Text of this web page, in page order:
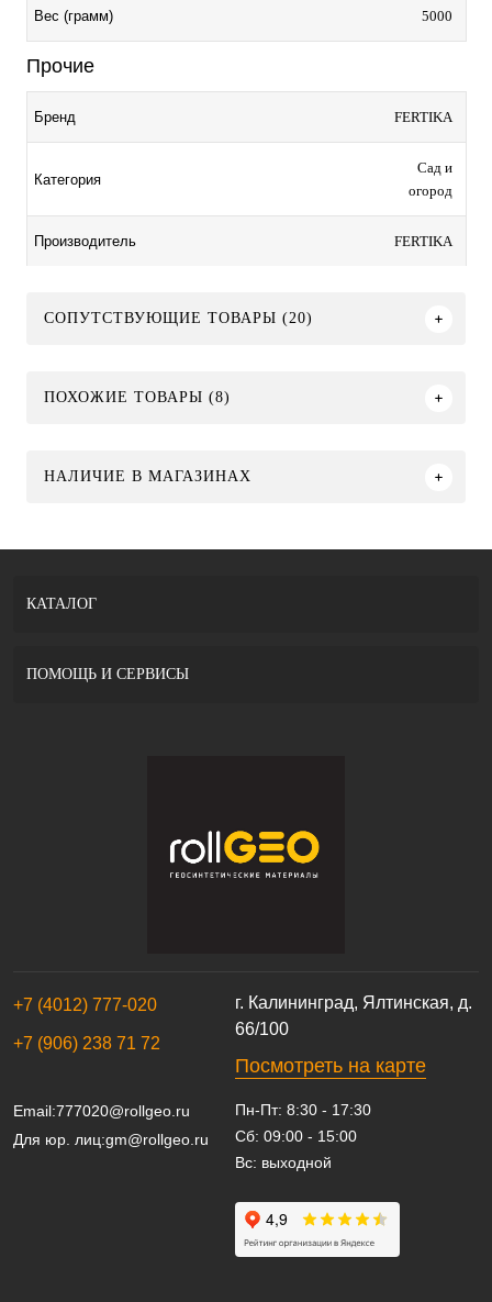
Вес (грамм) 5000
Прочие
Бренд FERTIKA
Категория
Сад и
огород
Производитель FERTIKA
СОПУТСТВУЮЩИЕ ТОВАРЫ (20)
ПОХОЖИЕ ТОВАРЫ (8)
НАЛИЧИЕ В МАГАЗИНАХ
г. Калининград, Ялтинская, д.
66/100
Посмотреть на карте
+7 (4012) 777-020
+7 (906) 238 71 72
Email:777020@rollgeo.ru
Для юр. лиц:gm@rollgeo.ru
Пн-Пт: 8:30 - 17:30
Сб: 09:00 - 15:00
Вс: выходной
КАТАЛОГ
ПОМОЩЬ И СЕРВИСЫ